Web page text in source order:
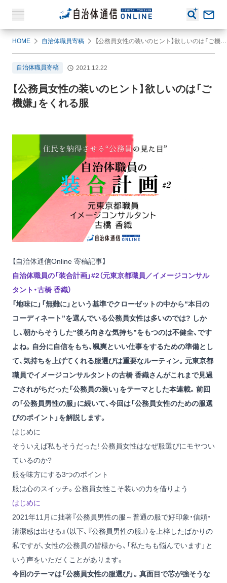
HOME 自治体職員寄稿 【公務員女性の装いのヒント】欲しいのは「ご機嫌」をくれる服
自治体職員寄稿 2021.12.22
【公務員女性の装いのヒント】欲しいのは「ご
機嫌」をくれる服
【自治体通信Online 寄稿記事】
自治体職員の「装合計画」#2（元東京都職員／イメージコンサル
タント・古橋 香織）
「地味に」「無難に」という基準でクローゼットの中から“本日の
コーディネート”を選んでいる公務員女性は多いのでは? しか
し、朝からそうした“後ろ向きな気持ち”をもつのは不健全、です
よね。自分に自信をもち、颯爽といい仕事をするための準備とし
て、気持ちを上げてくれる服選びは重要なルーティン。元東京都
職員でイメージコンサルタントの古橋 香織さんがこれまで見過
ごされがちだった「公務員の装い」をテーマとした本連載。 前回
の「公務員男性の服」 に続いて、今回は「公務員女性のための服選
びのポイント」を解説します。
はじめに
そういえば私もそうだった! 公務員女性はなぜ服選びにモヤつい
ているのか?
服を味方にする3つのポイント
服は心のスイッチ。公務員女性こそ装いの力を借りよう
はじめに
2021年11月に拙著『公務員男性の服～普通の服で好印象・信頼・
清潔感は出せる』 （以下、『公務員男性の服』）を上梓したばかりの
私ですが、女性の公務員の皆様から、「私たちも悩んでいます」と
いう声をいただくことがあります。
今回のテーマは「公務員女性の服選び」。真面目で芯が強そうな